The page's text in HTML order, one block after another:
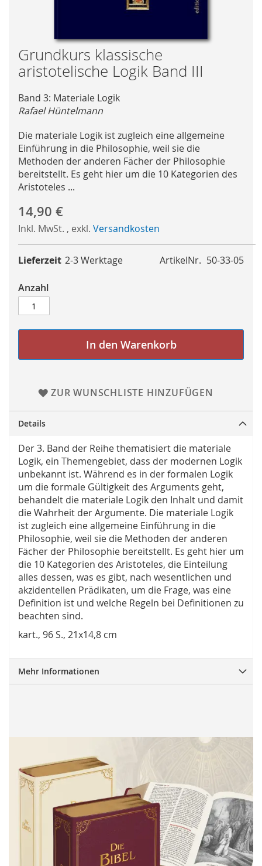
Skip
to
the
of
the
gallery
Grundkurs klassische
aristotelische Logik Band III
Band 3: Materiale Logik
Rafael Hüntelmann
Die materiale Logik ist zugleich eine allgemeine
Einführung in die Philosophie, weil sie die
Methoden der anderen Fächer der Philosophie
bereitstellt. Es geht hier um die 10 Kategorien des
Aristoteles ...
14,90 €
Inkl. MwSt. , exkl. Versandkosten
ArtikelNr. 50-33-05
Lieferzeit 2-3 Werktage
Anzahl
In den Warenkorb
ZUR WUNSCHLISTE HINZUFÜGEN
Details
Der 3. Band der Reihe thematisiert die materiale
Logik, ein Themengebiet, dass der modernen Logik
unbekannt ist. Während es in der formalen Logik
um die formale Gültigkeit des Arguments geht,
behandelt die materiale Logik den Inhalt und damit
die Wahrheit der Argumente. Die materiale Logik
ist zugleich eine allgemeine Einführung in die
Philosophie, weil sie die Methoden der anderen
Fächer der Philosophie bereitstellt. Es geht hier um
die 10 Kategorien des Aristoteles, die Einteilung
alles dessen, was es gibt, nach wesentlichen und
akzidentellen Prädikaten, um die Frage, was eine
Definition ist und welche Regeln bei Definitionen zu
beachten sind.
kart., 96 S., 21x14,8 cm
Mehr Informationen